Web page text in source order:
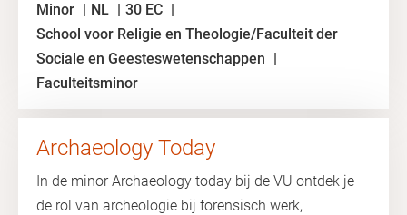
Minor NL
30 EC
School voor Religie en Theologie/Faculteit der
Sociale en Geesteswetenschappen
Faculteitsminor
Archaeology Today
In de minor Archaeology today bij de VU ontdek je
de rol van archeologie bij forensisch werk,